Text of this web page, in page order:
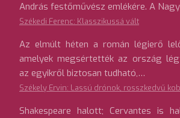
András festőművész emlékére. A
Székedi Ferenc: Klasszikussá vált
Az elmúlt héten a román légierő
amelyek megsértették az ország
az egyikről biztosan tudható,…
Székely Ervin: Lassú drónok, rosszkedvű
Shakespeare halott; Cervantes is